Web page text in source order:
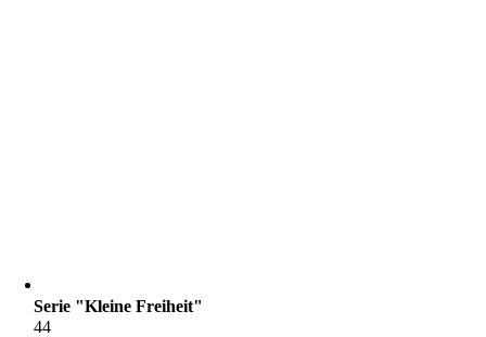
Serie "Kleine Freiheit"
44